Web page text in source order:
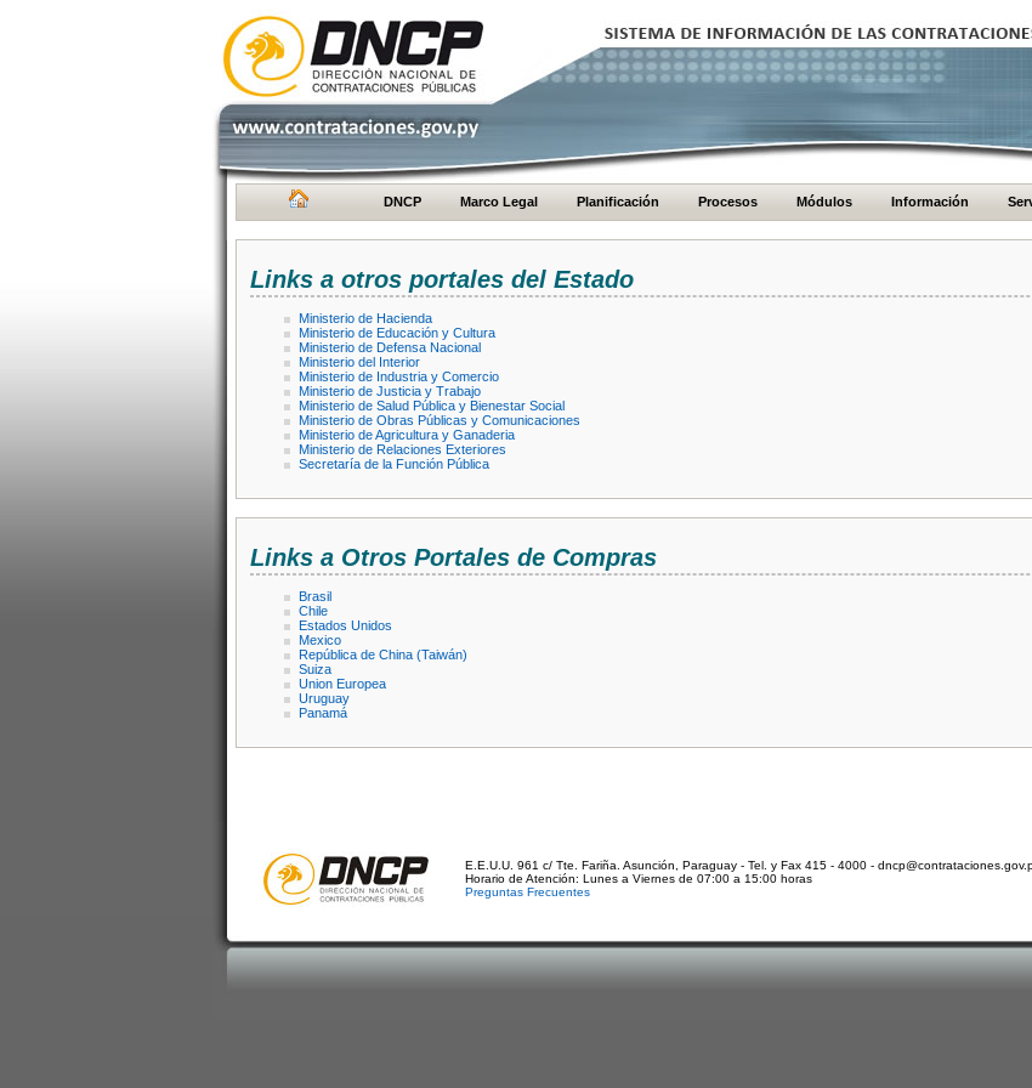
DNCP Marco Legal Planificación Procesos Módulos Información
Links a otros portales del Estado
Ministerio de Hacienda
Ministerio de Educación y Cultura
Ministerio de Defensa Nacional
Ministerio del Interior
Ministerio de Industria y Comercio
Ministerio de Justicia y Trabajo
Ministerio de Salud Pública y Bienestar Social
Ministerio de Obras Públicas y Comunicaciones
Ministerio de Agricultura y Ganaderia
Ministerio de Relaciones Exteriores
Secretaría de la Función Pública
Links a Otros Portales de Compras
Brasil
Chile
Estados Unidos
Mexico
República de China (Taiwán)
Suiza
Union Europea
Uruguay
Panamá
E.E.U.U. 961 c/ Tte. Fariña. Asunción, Paraguay - Tel. y Fax 415 - 4000 -
Horario de Atención: Lunes a Viernes de 07:00 a 15:00 horas
Preguntas Frecuentes